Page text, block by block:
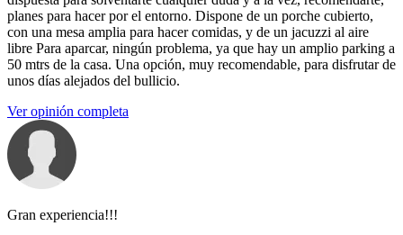
planes para hacer por el entorno. Dispone de un porche cubierto,
con una mesa amplia para hacer comidas, y de un jacuzzi al aire
libre Para aparcar, ningún problema, ya que hay un amplio parking a
50 mtrs de la casa. Una opción, muy recomendable, para disfrutar de
unos días alejados del bullicio.
Ver opinión completa
Gran experiencia!!!